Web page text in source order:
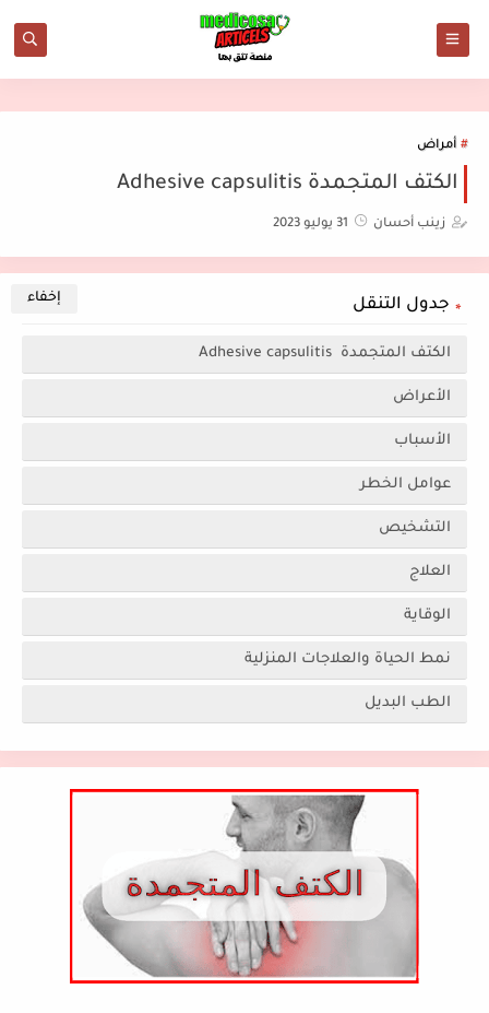
أمراض
الكتف المتجمدة Adhesive capsulitis
زينب أحسان 31 يوليو 2023
جدول التنقل
الكتف المتجمدة Adhesive capsulitis
الأعراض
الأسباب
عوامل الخطر
التشخيص
العلاج
الوقاية
نمط الحياة والعلاجات المنزلية
الطب البديل